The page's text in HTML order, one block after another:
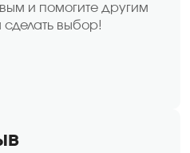
и помогите другим
сделать выбор!